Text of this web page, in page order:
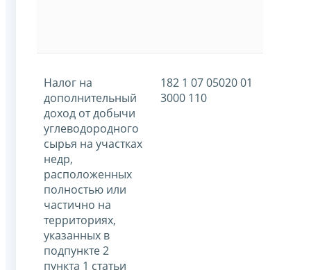
Налог на
дополнительный
доход от добычи
углеводородного
сырья на участках
недр,
расположенных
полностью или
частично на
территориях,
указанных в
подпункте 2
пункта 1 статьи
182 1 07 05020 01
3000 110